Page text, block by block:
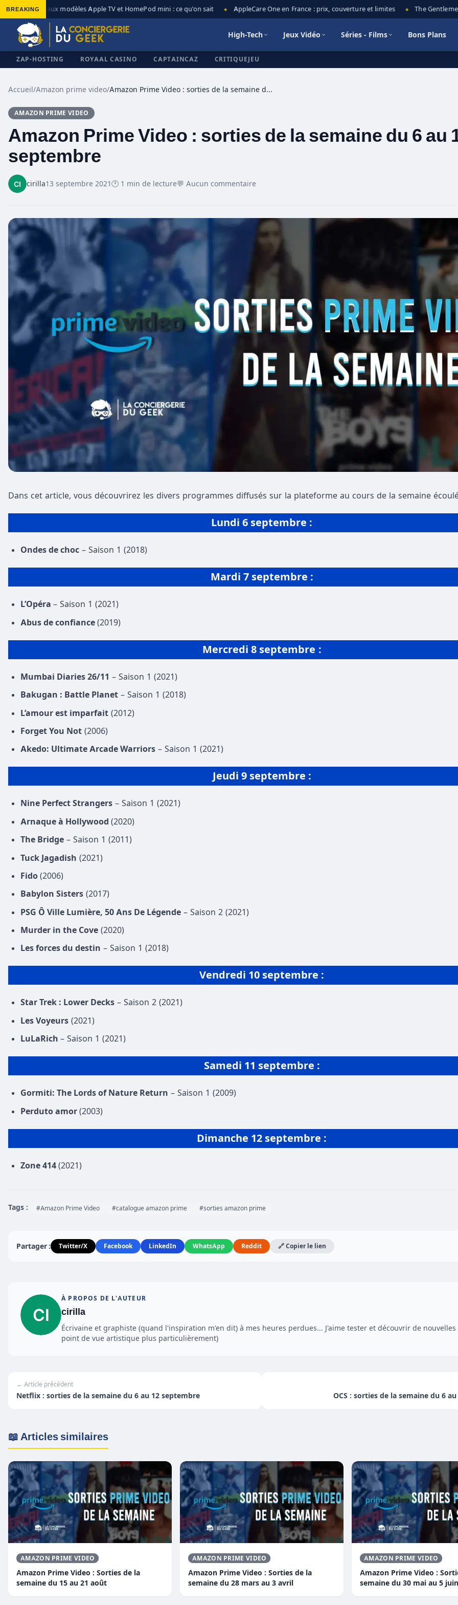
BREAKING
◆ Nouveaux modèles Apple TV et HomePod mini : ce qu’on sait AppleCare One en France : prix, couverture et limites The Gentlemen
High-Tech Jeux Vidéo Séries - Films Bons Plans
ZAP-HOSTING ROYAAL CASINO CAPTAINCAZ CRITIQUEJEU
Accueil/Amazon prime video/ Amazon Prime Video : sorties de la semaine du 6 au 12 septembre
AMAZON PRIME VIDEO
Amazon Prime Video : sorties de la semaine du 6 au
septembre
cirilla13 septembre 2021🕐 1 min de lecture💬 Aucun commentaire
Dans cet article, vous découvrirez les divers programmes diffusés sur la plateforme au cours de la semaine
Lundi 6 septembre :
Ondes de choc – Saison 1 (2018)
Mardi 7 septembre :
L’Opéra – Saison 1 (2021)
Abus de confiance (2019)
Mercredi 8 septembre :
Mumbai Diaries 26/11 – Saison 1 (2021)
Bakugan : Battle Planet – Saison 1 (2018)
L’amour est imparfait (2012)
Forget You Not (2006)
Akedo: Ultimate Arcade Warriors – Saison 1 (2021)
Jeudi 9 septembre :
Nine Perfect Strangers – Saison 1 (2021)
Arnaque à Hollywood (2020)
The Bridge – Saison 1 (2011)
Tuck Jagadish (2021)
Fido (2006)
Babylon Sisters (2017)
PSG Ô Ville Lumière, 50 Ans De Légende – Saison 2 (2021)
Murder in the Cove (2020)
Les forces du destin – Saison 1 (2018)
Vendredi 10 septembre :
Star Trek : Lower Decks – Saison 2 (2021)
Les Voyeurs (2021)
LuLaRich – Saison 1 (2021)
Samedi 11 septembre :
Gormiti: The Lords of Nature Return – Saison 1 (2009)
Perduto amor (2003)
Dimanche 12 septembre :
Zone 414 (2021)
Tags : #Amazon Prime Video #catalogue amazon prime #sorties amazon prime
Partager : Twitter/X Facebook LinkedIn WhatsApp Reddit 🔗 Copier le lien
À PROPOS DE L'AUTEUR
cirilla
Écrivaine et graphiste (quand l'inspiration m'en dit) à mes heures perdues... J'aime tester et découvrir de nouvelles
point de vue artistique plus particulièrement)
← Article précédent
Netflix : sorties de la semaine du 6 au 12 septembre OCS : sorties de la semaine du 6
📖 Articles similaires
AMAZON PRIME VIDEO
Amazon Prime Video : Sorties de la
semaine du 15 au 21 août
AMAZON PRIME VIDEO
Amazon Prime Video : Sorties de la
semaine du 28 mars au 3 avril
AMAZON PRIME VIDEO
Amazon Prime Video :
semaine du 30 mai au 5 juin